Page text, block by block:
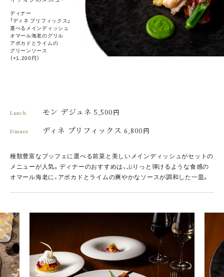
ディナー
「ディネ プリフィックス」
選べるメインディッシュ
オマール海老のグリル
アボカドとライムの
グリーンソース
（+1,200円）
Lunch モン デジュネ5,500円
Dinner ディネ プリフィックス6,800円
種類豊富なブッフェに選べる前菜と美しいメインディッシュがセットの
メニューが人気。ディナーのおすすめは、ぷりっと弾けるような食感の
オマール海老に、アボカドとライムの爽やかなソースが調和した一皿。